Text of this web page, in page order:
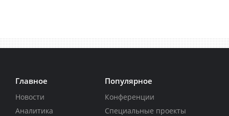
Главное
Новости
Аналитика
Популярное
Конференции
Специальные проекты